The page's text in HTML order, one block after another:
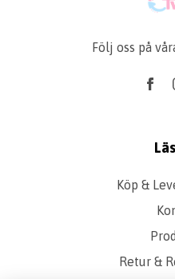
Följ oss på
Köp &
Retur &